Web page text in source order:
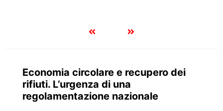
Economia circolare e recupero dei
rifiuti. L’urgenza di una
regolamentazione nazionale